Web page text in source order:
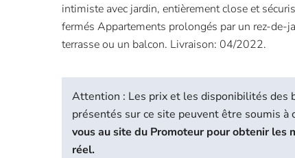
intimiste avec jardin, entièrement close et
fermés Appartements prolongés par un rez-de-
terrasse ou un balcon. Livraison: 04/2022.
Attention : Les prix et les disponibilités des
présentés sur ce site peuvent être soumis à
vous au site du Promoteur pour obtenir les
réel.